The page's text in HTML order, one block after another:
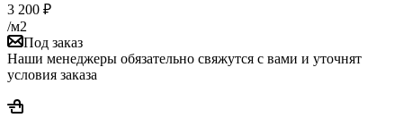
3 200 ₽
/м2
Под заказ
Наши менеджеры обязательно свяжутся с вами и уточнят
условия заказа